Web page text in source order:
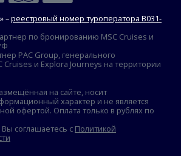
–реестровый номер туроператора В031-
по бронированию MSC Cruises и
PAC Group, генерального
Cruises и Explora Journeys на территории
на сайте, носит
характер и не является
офертой. Оплата только в рублях по
Вы соглашаетесь с Политикой